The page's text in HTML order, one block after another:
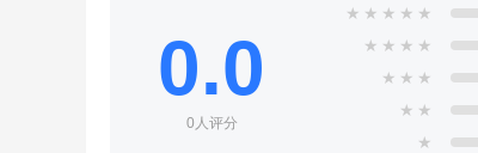
0.0
0人评分
★ ★ ★ ★ ★
★ ★ ★ ★
★ ★ ★
★ ★
★